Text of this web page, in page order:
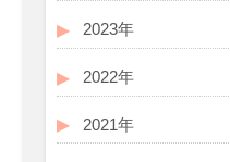
2023年
2022年
2021年